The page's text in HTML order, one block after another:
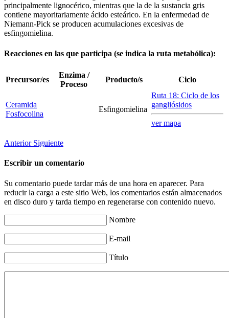
principalmente lignocérico, mientras que la de la sustancia gris
contiene mayoritariamente ácido esteárico. En la enfermedad de
Niemann-Pick se producen acumulaciones excesivas de
esfingomielina.
Reacciones en las que participa (se indica la ruta metabólica):
Precursor/es
Enzima /
Proceso
Producto/s Ciclo
Ceramida
Fosfocolina
Esfingomielina
Ruta 18: Ciclo de los
gangliósidos
ver mapa
Anterior Siguiente
Escribir un comentario
Su comentario puede tardar más de una hora en aparecer. Para
reducir la carga a este sitio Web, los comentarios están almacenados
en disco duro y tarda tiempo en regenerarse con contenido nuevo.
Nombre
E-mail
Título